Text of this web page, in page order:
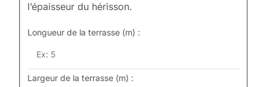
l’épaisseur du hérisson.
Longueur de la terrasse (m) :
Largeur de la terrasse (m) :